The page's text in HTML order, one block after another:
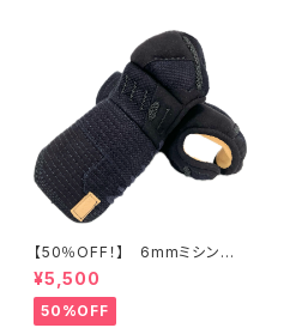
【50％OFF！】 6mmミシン
刺 少年用甲手
¥5,500
50%OFF